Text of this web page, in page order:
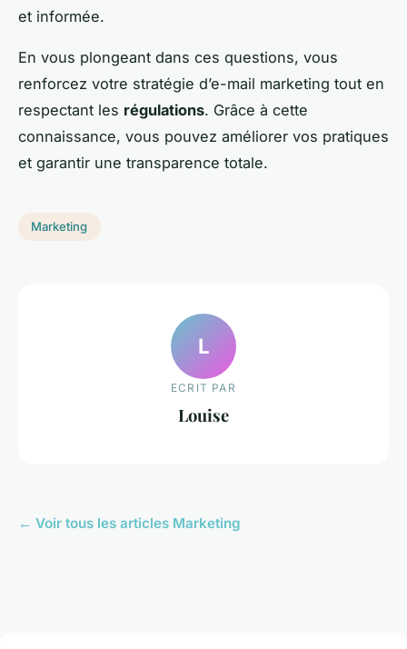
et informée.
En vous plongeant dans ces questions, vous
renforcez votre stratégie d’e-mail marketing tout en
respectant les régulations. Grâce à cette
connaissance, vous pouvez améliorer vos pratiques
et garantir une transparence totale.
Marketing
L
ECRIT PAR
Louise
← Voir tous les articles Marketing